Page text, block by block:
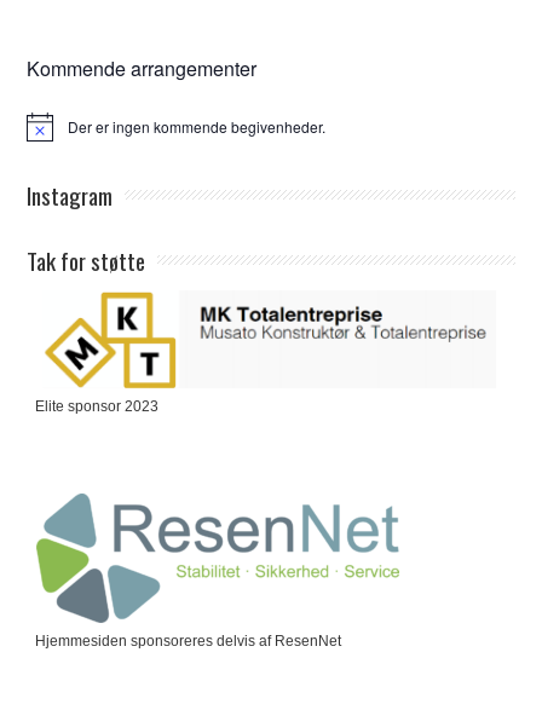
Kommende arrangementer
Notice Der er ingen kommende begivenheder.
Instagram
Tak for støtte
Elite sponsor 2023
Hjemmesiden sponsoreres delvis af ResenNet